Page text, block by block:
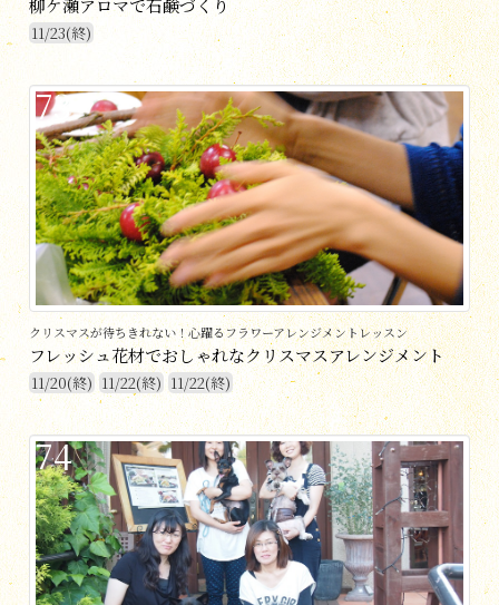
柳ケ瀬アロマで石鹸づくり
11/23(終)
73
クリスマスが待ちきれない！心躍るフラワーアレンジメントレッスン
フレッシュ花材でおしゃれなクリスマスアレンジメント
11/20(終) 11/22(終) 11/22(終)
74